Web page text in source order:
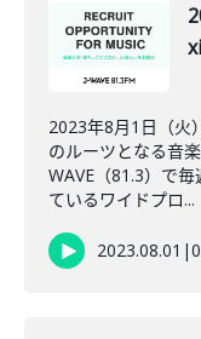
2023年8月1日（火
のルーツとなる音
WAVE（81.3）で
ているワイドプロ...
2023.08.01 |